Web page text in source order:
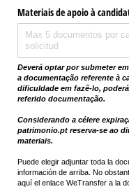
Materiais de apoio à
Deverá optar por submeter
a documentação referente à
dificuldade em fazê-lo,
referido documentação.
Considerando a célere
patrimonio.pt reserva-se ao
materiais.
Puede elegir adjuntar toda la
información de arriba. No
aquí el enlace WeTransfer a la